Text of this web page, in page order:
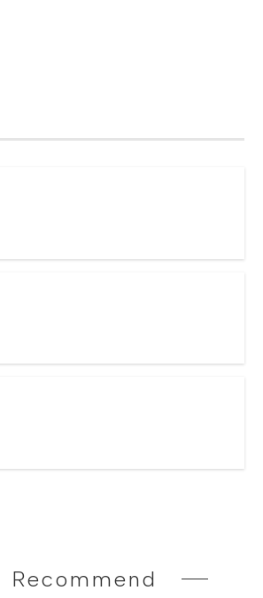
Recommend